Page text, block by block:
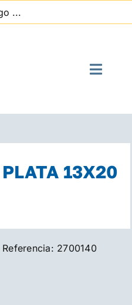
Toggle
13X20
Referencia: 2700140